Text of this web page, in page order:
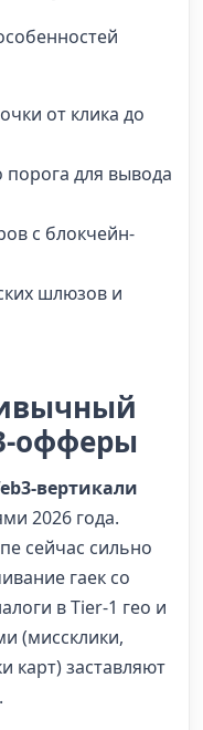
от клика до
для вывода
с блокчейн-
шлюзов и
офферы
вертикали
2026 года.
сейчас сильно
гаек со
в Tier-1 гео и
(миссклики,
карт) заставляют